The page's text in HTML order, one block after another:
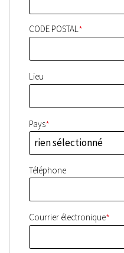
CODE POSTAL*
Lieu
Pays*
rien sélectionné
Téléphone
Courrier électronique*